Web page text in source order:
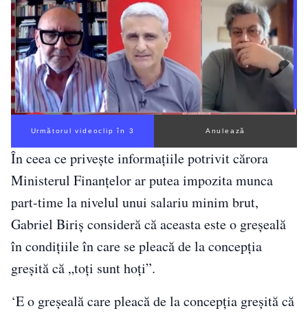
Următorul videoclip în 3 Anulează
În ceea ce priveşte informaţiile potrivit cărora
Ministerul Finanţelor ar putea impozita munca
part-time la nivelul unui salariu minim brut,
Gabriel Biriş consideră că aceasta este o greşeală
în condiţiile în care se pleacă de la concepţia
greşită că „toţi sunt hoţi”.
‘E o greşeală care pleacă de la concepţia greşită că